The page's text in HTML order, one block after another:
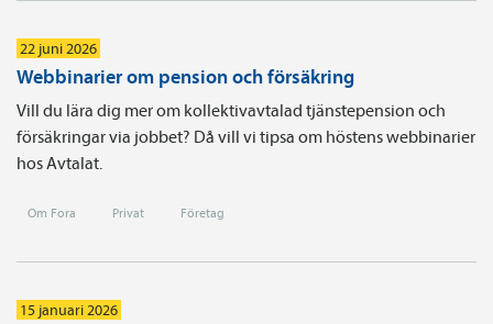
22 juni 2026
Webbinarier om pension och försäkring
Vill du lära dig mer om kollektivavtalad tjänstepension och
försäkringar via jobbet? Då vill vi tipsa om höstens webbinarier
hos Avtalat.
Om Fora Privat Företag
15 januari 2026